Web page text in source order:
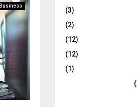
Business
(3)
(2)
(12)
(12)
(1)